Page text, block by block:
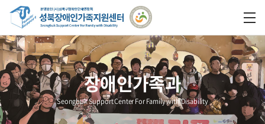
장애인가족과
Seongbuk Support Center For Family with Disability